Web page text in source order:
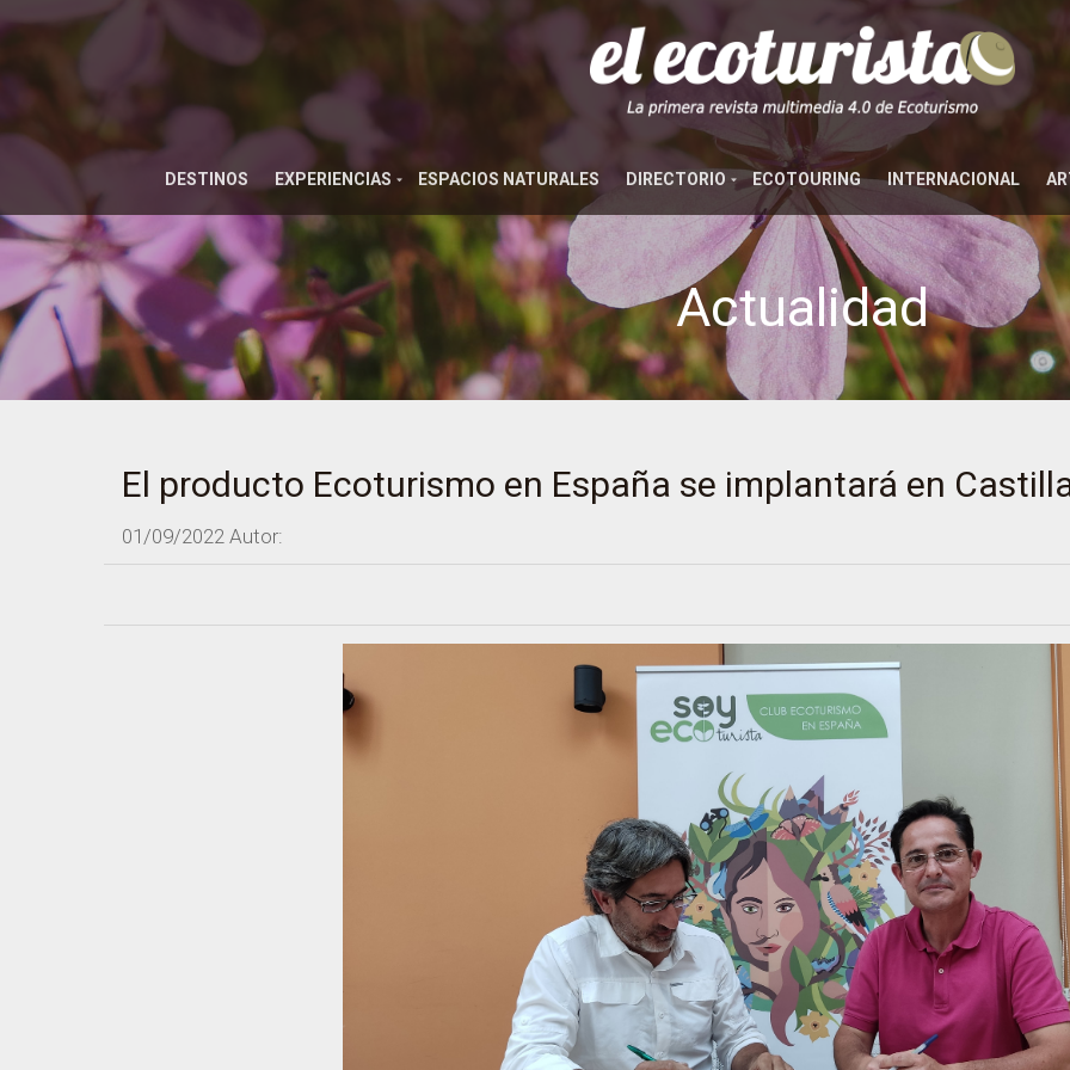
DESTINOS EXPERIENCIAS ESPACIOS NATURALES DIRECTORIO ECOTOURING INTERNACIONAL
Actualidad
El producto Ecoturismo en España se implantará en
01/09/2022 Autor: